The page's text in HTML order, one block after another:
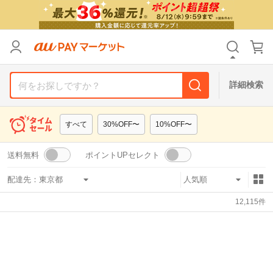
詳細検索
すべて 30%OFF〜 10%OFF〜
送料無料 ポイントUPセレクト
配達先：
12,115件
カテゴリ すべて
すべて
支払い方法 すべて
その他の条件
送料無料 タイムセール
Pontaパス特典対象すべて ポイントUPセレクトのみ
リセット
カテゴリ すべて
すべて
支払い方法 すべて
その他の条件
送料無料 タイムセール
Pontaパス特典対象すべて ポイントUPセレクトのみ